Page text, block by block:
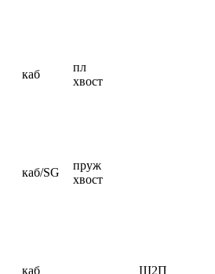
каб
пл
хвост
каб/SG
пруж
хвост
каб Ш2П